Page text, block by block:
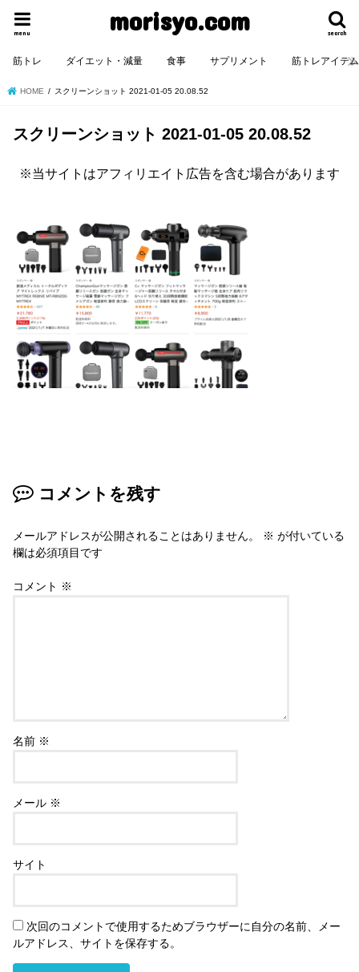
morisyo.com search
menu
筋トレ ダイエット・減量 食事 サプリメント 筋トレアイテム
HOME スクリーンショット 2021-01-05 20.08.52
スクリーンショット 2021-01-05 20.08.52
※当サイトはアフィリエイト広告を含む場合があります
コメントを残す
メールアドレスが公開されることはありません。 ※ が付いている
欄は必須項目です
コメント ※
名前 ※
メール ※
サイト
次回のコメントで使用するためブラウザーに自分の名前、メー
ルアドレス、サイトを保存する。